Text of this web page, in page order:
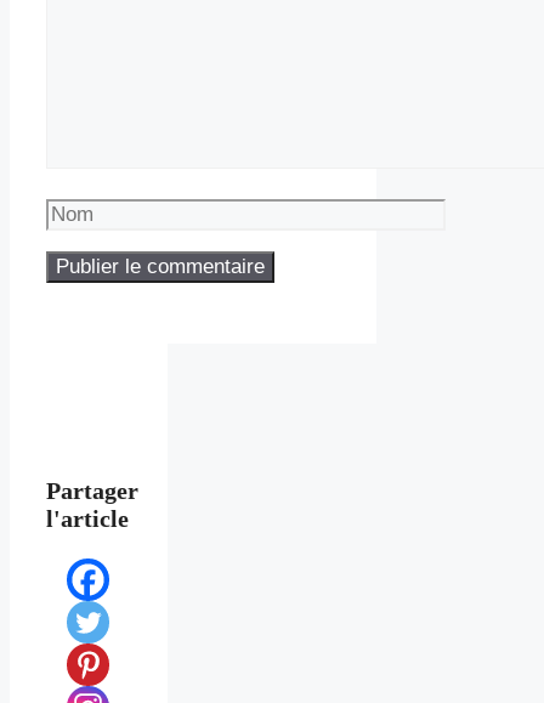
Nom
Partager
l'article